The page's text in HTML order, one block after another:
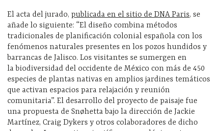
El acta del jurado, publicada en el sitio de DNA Paris, se
añade lo siguiente: “El diseño combina métodos
tradicionales de planificación colonial española con los
fenómenos naturales presentes en los pozos hundidos y
barrancas de Jalisco. Los visitantes se sumergen en
la biodiversidad del occidente de México con más de 450
especies de plantas nativas en amplios jardines temáticos
que activan espacios para relajación y reunión
comunitaria”. El desarrollo del proyecto de paisaje fue
una propuesta de Snøhetta bajo la dirección de Jackie
Martínez, Craig Dykers y otros colaboradores de dicho